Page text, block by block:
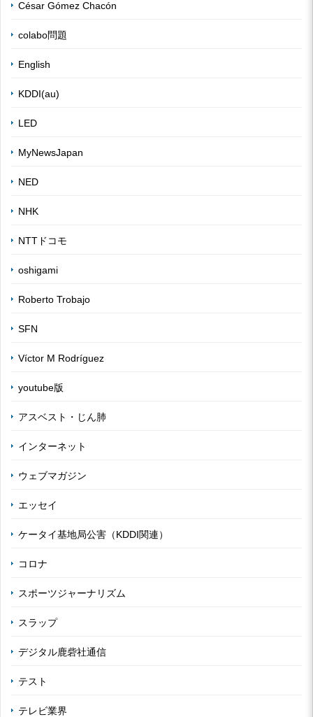
César Gómez Chacón
colabo問題
English
KDDI(au)
LED
MyNewsJapan
NED
NHK
NTTドコモ
oshigami
Roberto Trobajo
SFN
Víctor M Rodríguez
youtube版
アスベスト・じん肺
インターネット
ウェブマガジン
エッセイ
ケータイ基地局公害（KDDI関連）
コロナ
スポーツジャーナリズム
スラップ
デジタル鹿砦社通信
テスト
テレビ業界